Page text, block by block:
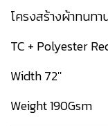
โครงสร้างผ้าทนท
TC + Polyester
Width 72''
Weight 190Gsm